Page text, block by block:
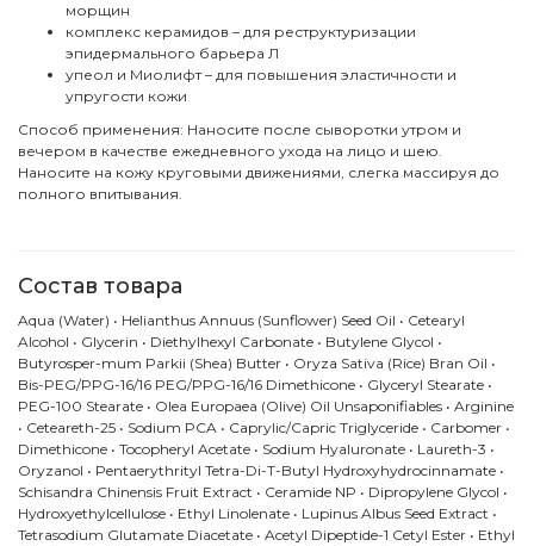
морщин
комплекс керамидов – для реструктуризации
эпидермального барьера Л
упеол и Миолифт – для повышения эластичности и
упругости кожи
Способ применения: Наносите после сыворотки утром и
вечером в качестве ежедневного ухода на лицо и шею.
Наносите на кожу круговыми движениями, слегка массируя до
полного впитывания.
Состав товара
Aqua (Water) • Helianthus Annuus (Sunflower) Seed Oil • Cetearyl
Alcohol • Glycerin • Diethylhexyl Carbonate • Butylene Glycol •
Butyrosper-mum Parkii (Shea) Butter • Oryza Sativa (Rice) Bran Oil •
Bis-PEG/PPG-16/16 PEG/PPG-16/16 Dimethicone • Glyceryl Stearate •
PEG-100 Stearate • Olea Europaea (Olive) Oil Unsaponifiables • Arginine
• Ceteareth-25 • Sodium PCA • Caprylic/Capric Triglyceride • Carbomer •
Dimethicone • Tocopheryl Acetate • Sodium Hyaluronate • Laureth-3 •
Oryzanol • Pentaerythrityl Tetra-Di-T-Butyl Hydroxyhydrocinnamate •
Schisandra Chinensis Fruit Extract • Ceramide NP • Dipropylene Glycol •
Hydroxyethylcellulose • Ethyl Linolenate • Lupinus Albus Seed Extract •
Tetrasodium Glutamate Diacetate • Acetyl Dipeptide-1 Cetyl Ester • Ethyl